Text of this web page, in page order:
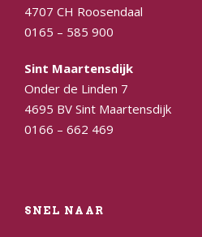
4707 CH Roosendaal
0165 – 585 900
Sint Maartensdijk
Onder de Linden 7
4695 BV Sint Maartensdijk
0166 – 662 469
SNEL NAAR